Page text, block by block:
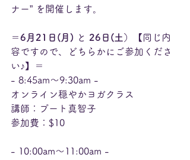
ナー” を開催します。
＝6月21日(月) と 26日(土）
【同じ内
容ですので、どちらかにご参加くださ
い♪】＝
- 8:45am～9:30am -
オンライン穏やかヨガクラス
講師：プート真智子
参加費：$10
- 10:00am～11:00am -